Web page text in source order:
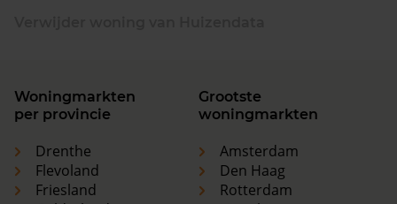
Woningmarkten
per provincie
Drenthe
Flevoland
Friesland
Grootste
woningmarkten
Amsterdam
Den Haag
Rotterdam